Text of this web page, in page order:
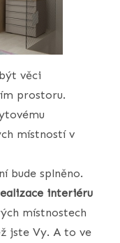
věci
prostoru.
místností v
bude splněno.
interiéru
místnostech
jste Vy. A to ve